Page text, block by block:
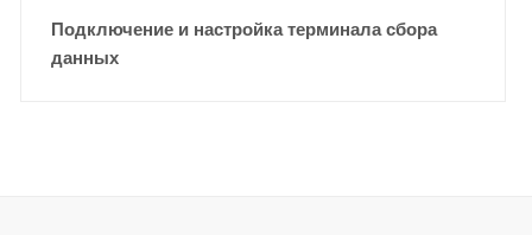
Подключение и настройка терминала сбора
данных